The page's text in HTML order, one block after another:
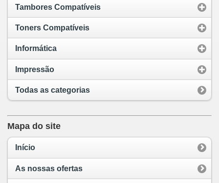
Tambores Compatíveis
Toners Compatíveis
Informática
Impressão
Todas as categorias
Mapa do site
Início
As nossas ofertas